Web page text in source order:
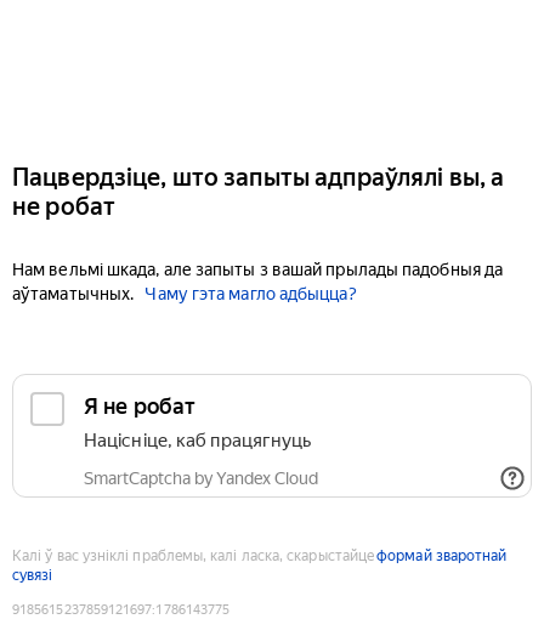
Пацвердзіце, што запыты адпраўлялі вы, а
не робат
Нам вельмі шкада, але запыты з вашай прылады падобныя да
аўтаматычных.
Чаму гэта магло адбыцца?
Я не робат
Націсніце, каб працягнуць
SmartCaptcha by Yandex Cloud
Калі ў вас узніклі праблемы, калі ласка, скарыстайцеформай зваротнай
сувязі
9185615237859121697:1786143775